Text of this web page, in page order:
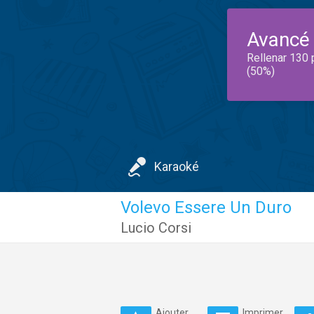
Avancé
Rellenar 130
(50%)
Karaoké
Volevo Essere Un Duro
Lucio Corsi